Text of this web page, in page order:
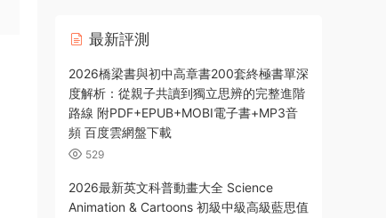
最新評測
2026橋梁書與初中高章書200套終極書單深
度解析：從親子共讀到獨立思辨的完整進階
路線 附PDF+EPUB+MOBI電子書+MP3音
頻 百度雲網盤下載
529
2026最新英文科普動畫大全 Science
Animation & Cartoons 初級中級高級藍思值